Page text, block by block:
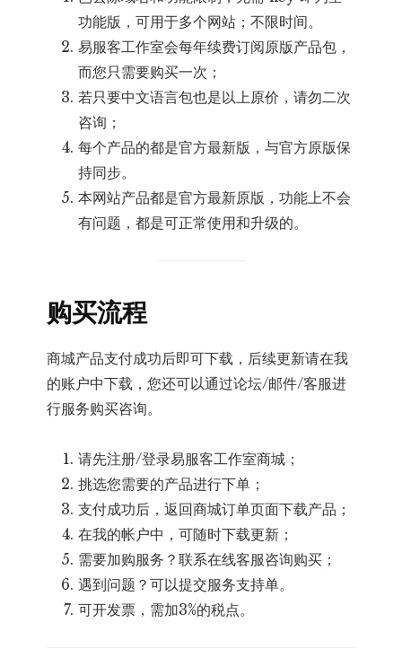
功能版，可用于多个网站；不限时间。
易服客工作室会每年续费订阅原版产品包，
而您只需要购买一次；
若只要中文语言包也是以上原价，请勿二次
咨询；
每个产品的都是官方最新版，与官方原版保
持同步。
本网站产品都是官方最新原版，功能上不会
有问题，都是可正常使用和升级的。
购买流程
商城产品支付成功后即可下载，后续更新请在我
的账户中下载，您还可以通过论坛/邮件/客服进
行服务购买咨询。
请先注册/登录易服客工作室商城；
挑选您需要的产品进行下单；
支付成功后，返回商城订单页面下载产品；
在我的帐户中，可随时下载更新；
需要加购服务？联系在线客服咨询购买；
遇到问题？可以提交服务支持单。
可开发票，需加3%的税点。